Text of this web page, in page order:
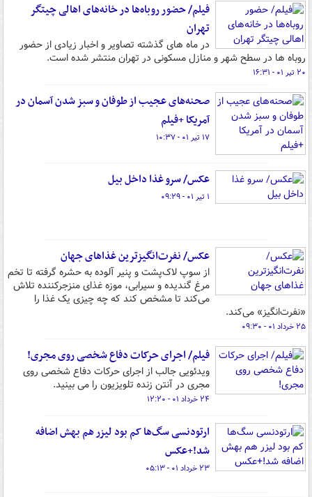
فیلم/ حضور روباه‌ها در خانه‌های اهالی چیتگر
تهران
در ماه های گذشته تصاویر و اخبار زیادی از حضور
روباه ها در سطح شهر و منازل مسکونی در تهران منتشر شده است.
۲۰ تیر ۰۱ - ۱۶:۳۱
صحنه‌های عجیب از طوفان و سبز شدن آسمان در
آمریکا +فیلم
۱۷ تیر ۰۱ - ۱۰:۳۷
عکس/ سرو غذا داخل بیل
۱ تیر ۰۱ - ۰۹:۲۹
عکس/ نفرت‌انگیزترین غذاهای جهان
از سوپ لاک‌پشت و پنیر آلوده به حشره گرفته تا تخم
مرغ گندیده و سیرابی، موزه غذای منزجرکننده تلاش
می‌کند تا مشخص کند که چه چیزی یک غذا را
«نفرت‌انگیز» می‌کند.
۲۵ خرداد ۰۱ - ۰۹:۳۰
فیلم/ اجرای حرکات دفاع شخصی روی مجری!
ویدئویی جالب از اجرای حرکات دفاع شخصی روی
مجری در آنتن زنده تلویزیون را می بینید.
۲۴ خرداد ۰۱ - ۱۲:۲۰
ارتودنسی سگ‌ها کم بود لیزر هم بهش اضافه
شد!+عکس
۲۳ خرداد ۰۱ - ۰۵:۱۳